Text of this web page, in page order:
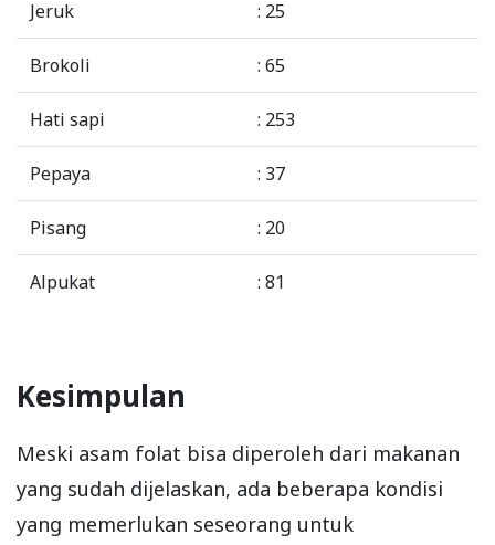
Jeruk : 25
Brokoli : 65
Hati sapi : 253
Pepaya : 37
Pisang : 20
Alpukat : 81
Kesimpulan
Meski asam folat bisa diperoleh dari makanan
yang sudah dijelaskan, ada beberapa kondisi
yang memerlukan seseorang untuk